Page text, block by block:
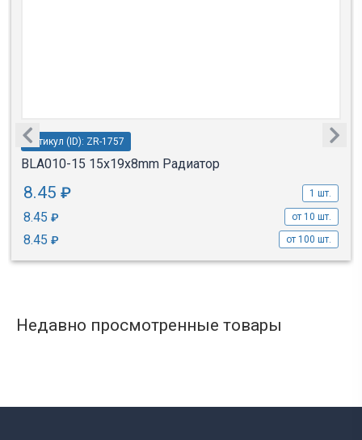
Артикул (ID): ZR-1757
BLA010-15 15x19x8mm Радиатор
8.45 ₽ 1 шт.
8.45 ₽ от 10 шт.
8.45 ₽ от 100 шт.
Недавно просмотренные товары